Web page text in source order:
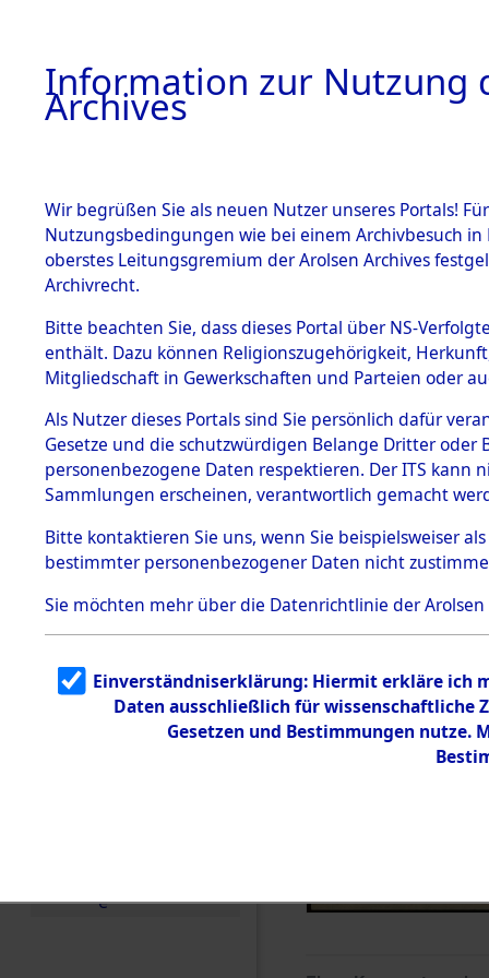
BESTÄNDE
1.
mente
5. Verschiedenes
5.3
Todesmärsche
5.3.1 Alliierte
Erhebungen
zu
Todesmärsch
en
5.3.2
g
5.3.3
Todesmärsch
e
→0056
Information zur Nutzung
Archives
Wir begrüßen Sie als neuen Nutzer unseres Portals!
Nutzungsbedingungen wie bei einem Archivbesuch
oberstes Leitungsgremium der Arolsen Archives
Archivrecht.
Bitte beachten Sie, dass dieses Portal über NS-
enthält. Dazu können Religionszugehörigkeit,
Mitgliedschaft in Gewerkschaften und Parteien oder
Als Nutzer dieses Portals sind Sie persönlich dafür
Gesetze und die schutzwürdigen Belange Dritter
personenbezogene Daten respektieren. Der ITS
Sammlungen erscheinen, verantwortlich gemacht
Bitte kontaktieren Sie uns, wenn Sie beispielsweiser
bestimmter personenbezogener Daten nicht
Sie möchten mehr über die Datenrichtlinie der Arolsen
Einverständniserklärung: Hiermit erkläre ich
Daten ausschließlich für wissenschaftliche
Gesetzen und Bestimmungen nutze.